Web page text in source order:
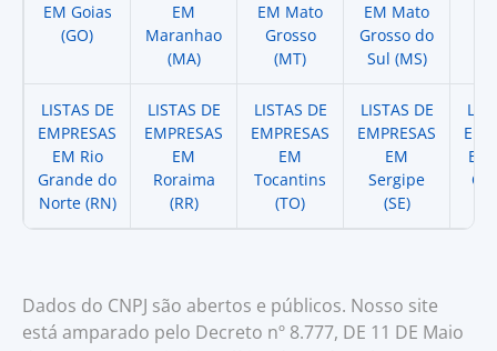
EM Goias
(GO)
EM
Maranhao
(MA)
EM Mato
Grosso
(MT)
EM Mato
Grosso do
Sul (MS)
LISTAS DE
EMPRESAS
EM Rio
Grande do
Norte (RN)
LISTAS DE
EMPRESAS
EM
Roraima
(RR)
LISTAS DE
EMPRESAS
EM
Tocantins
(TO)
LISTAS DE
EMPRESAS
EM
Sergipe
(SE)
EM
Dados do CNPJ são abertos e públicos. Nosso site
está amparado pelo Decreto nº 8.777, DE 11 DE Maio